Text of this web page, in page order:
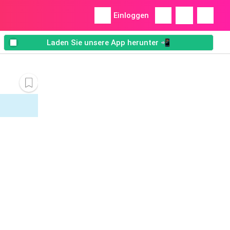
Einloggen
Laden Sie unsere App herunter 📲